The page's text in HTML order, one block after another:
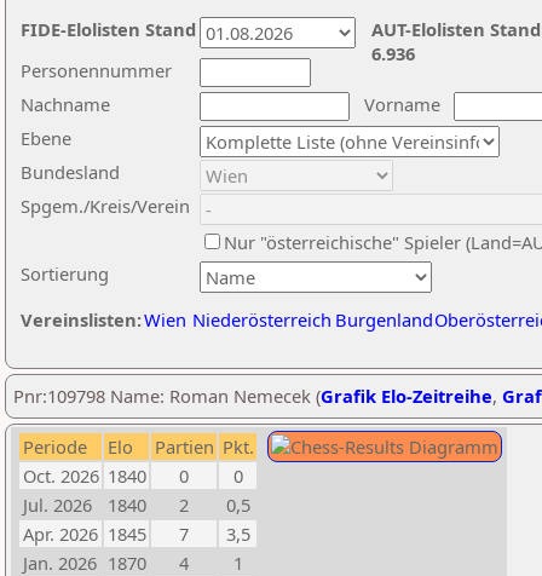
Nachname
Vorname
Ebene
Sortierung
Personennummer
Bundesland
Spgem./Kreis/Verein
Nur "österreichische" Spieler
Vereinslisten:Wien Niederösterreich Burgenland
AUT-Elolisten
6.936
FIDE-Elolisten Stand
Pnr:109798 Name: Roman Nemecek (Grafik Elo-Zeitreihe,
Periode Elo Partien Pkt.
Oct. 2026 1840 0
0
Jul. 2026
1840 2
0,5
Apr. 2026 1845 7
3,5
Jan. 2026 1870 4
1